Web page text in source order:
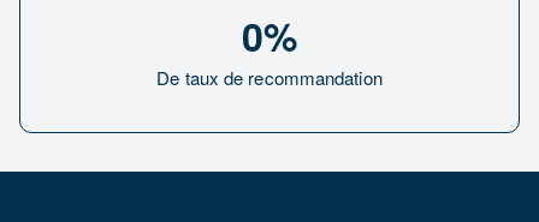
De taux de recommandation
0%